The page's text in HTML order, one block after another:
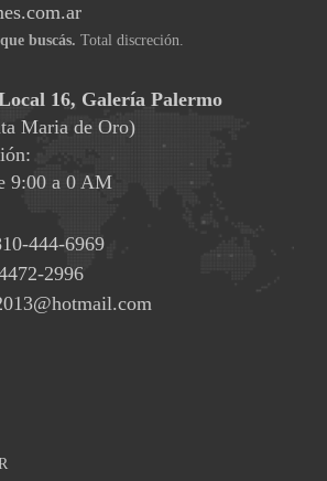
que buscás. Total discreción.
16, Galería Palermo
Maria de Oro)
9:00 a 0 AM
444-6969
2996